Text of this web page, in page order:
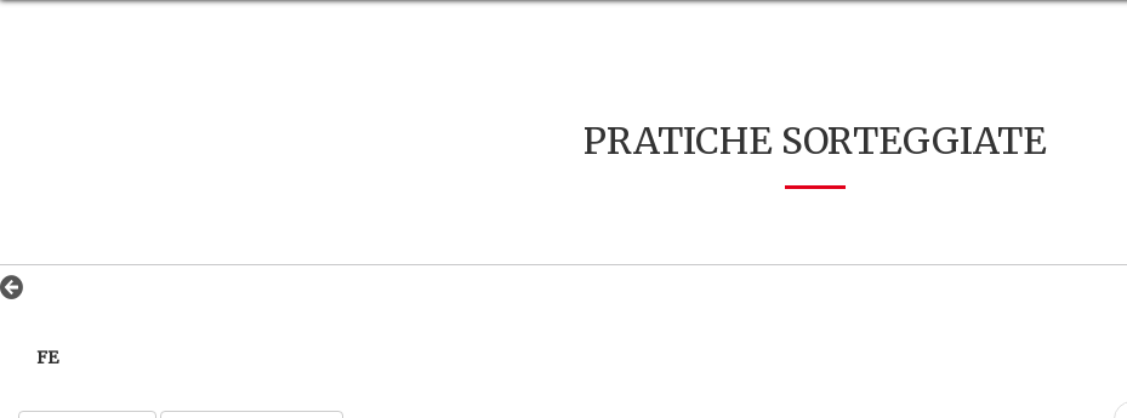
PRATICHE SORTEGGIATE
FE